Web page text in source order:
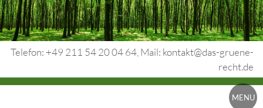
Skip
to
content
Telefon: +49 211 54 20 04 64, Mail: kontakt@das-gruene-
recht.de
MENU